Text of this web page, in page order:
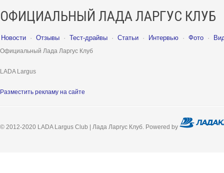
ОФИЦИАЛЬНЫЙ ЛАДА ЛАРГУС КЛУБ
Новости · Отзывы · Тест-драйвы · Статьи · Интервью · Фото ·
Официальный Лада Ларгус Клуб
LADA Largus
Разместить рекламу на сайте
© 2012-2020 LADA Largus Club | Лада Ларгус Клуб. Powered by